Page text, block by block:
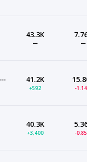
43.3K
— —
Hobby Games — настольные игры
41.2K
+592 -
40.3K
+3,400 -